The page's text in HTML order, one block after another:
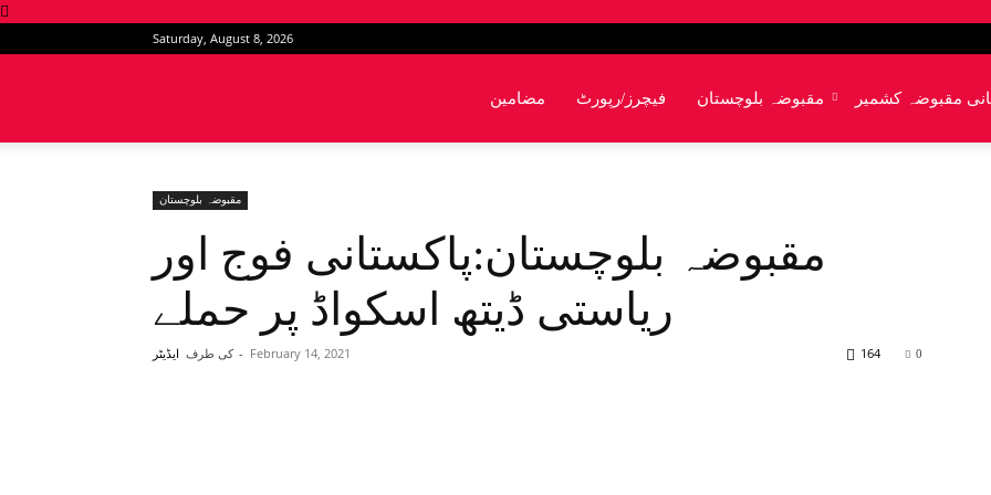
Saturday, August 8, 2026
مضامین فیچرز/رپورٹ مقبوضہ بلوچستان مقبوضہ کشمیر
مقبوضہ بلوچستان
مقبوضہ بلوچستان:پاکستانی فوج اور
ریاستی ڈیتھ اسکواڈ پر حملے
کی طرف ایڈیٹر - February 14, 2021 0
164